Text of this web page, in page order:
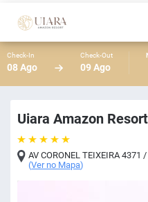
Check-In
08 Ago
Check-Out
09 Ago
Uiara Amazon Resort
AV CORONEL TEIXEIRA 4371
(Ver no Mapa)